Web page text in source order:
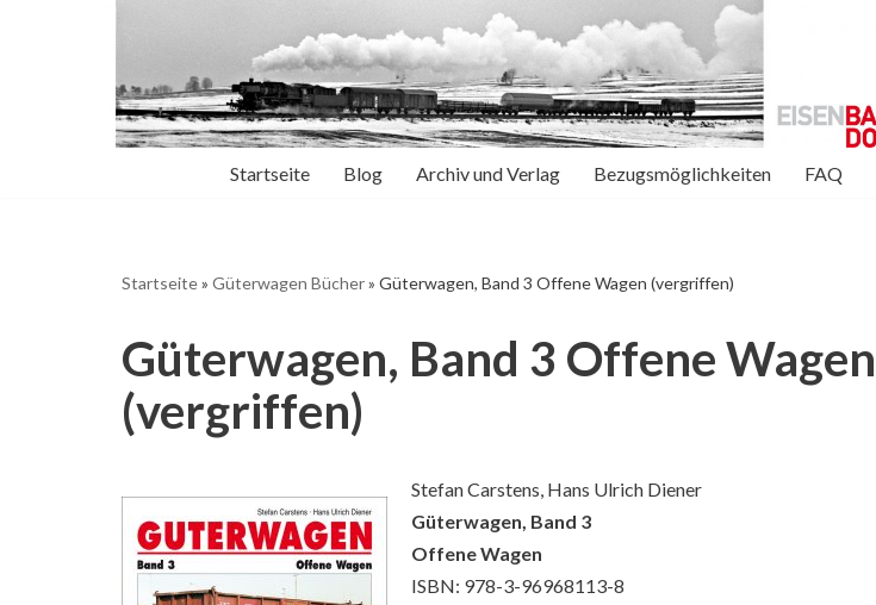
Startseite
Blog Archiv und Verlag Bezugsmöglichkeiten FAQ
Startseite» Güterwagen Bücher» Güterwagen, Band 3 Offene Wagen (vergriffen)
Güterwagen, Band 3 Offene Wagen
(vergriffen)
Stefan Carstens, Hans Ulrich Diener
Güterwagen, Band 3
Offene Wagen
ISBN: 978-3-96968113-8